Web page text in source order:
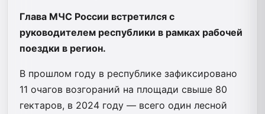
Глава МЧС России встретился с
руководителем республики в рамках рабочей
поездки в регион.
В прошлом году в республике зафиксировано
11 очагов возгораний на площади свыше 80
гектаров, в 2024 году — всего один лесной